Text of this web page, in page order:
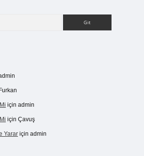
Furkan
için admin
için Çavuş
Yarar için admin